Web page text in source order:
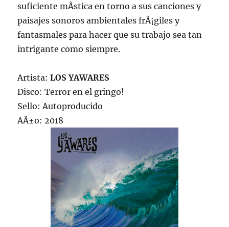
suficiente mÃ­stica en torno a sus canciones y
paisajes sonoros ambientales frÃ¡giles y
fantasmales para hacer que su trabajo sea tan
intrigante como siempre.
Artista:LOS YAWARES
Disco: Terror en el gringo!
Sello: Autoproducido
AÃ±o: 2018